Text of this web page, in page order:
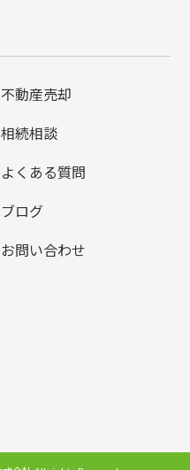
不動産売却
相続相談
よくある質問
ブログ
お問い合わせ